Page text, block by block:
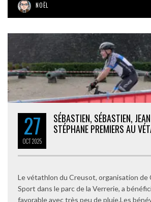
NOËL
27
OCT2025
SÉBASTIEN, SÉBASTIEN,
STÉPHANE PREMIERS AU
Le vétathlon du Creusot, organisation de
Sport dans le parc de la Verrerie, a
favorable avec très peu de pluie.Les